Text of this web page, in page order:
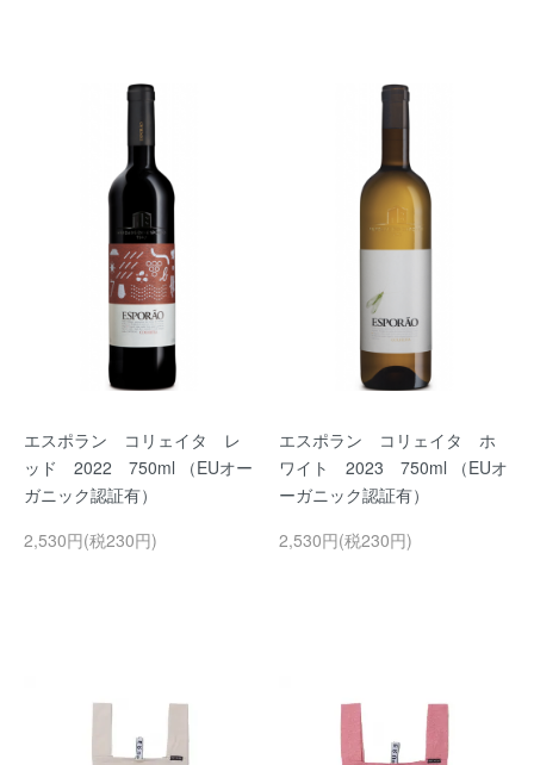
エスポラン コリェイタ レ
ッド 2022 750ml （EUオー
ガニック認証有）
2,530円(税230円)
エスポラン コリェイタ ホ
ワイト 2023 750ml （EUオ
ーガニック認証有）
2,530円(税230円)